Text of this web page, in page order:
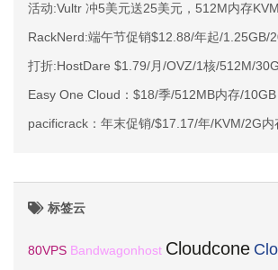
活动:Vultr 冲5美元送25美元，512M内存
RackNerd:端午节促销$12.88/年起/1.25GB/
打折:HostDare $1.79/月/OVZ/1核/512M/
Easy One Cloud：$18/季/512MB内存/
pacificrack：年末促销/$17.17/年/KVM/2G
标签云
80VPS Bandwagonhost Cloudcone